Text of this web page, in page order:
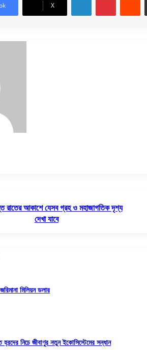
X
রাতের আকাশে যেসব গ্রহ ও মহাজাগতিক দৃশ্য
দেখা যাবে
মিলিয়ন ডলার
হ্রদের নিচে জীবাণুর নতুন ইকোসিস্টেমের সন্ধান